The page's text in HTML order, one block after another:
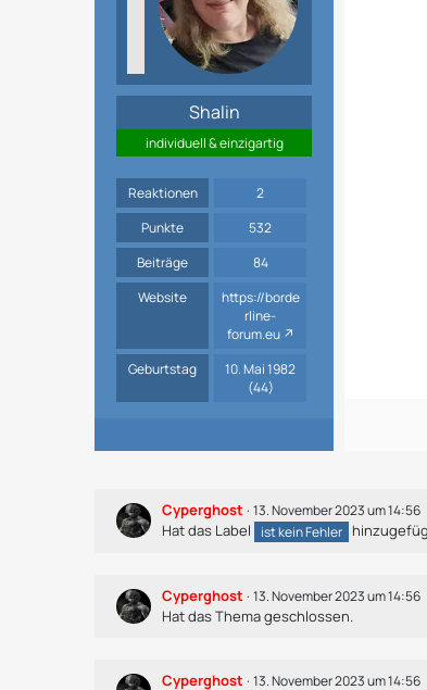
Shalin
individuell & einzigartig
Reaktionen
2
Punkte
532
Beiträge
84
Website
https://borde
rline-
forum.eu
Geburtstag
10. Mai 1982
(44)
Cyperghost 13. November 2023 um 14:56
Hat das Label ist kein Fehler
Cyperghost 13. November 2023 um 14:56
Hat das Thema geschlossen.
Cyperghost 13. November 2023 um 14:56